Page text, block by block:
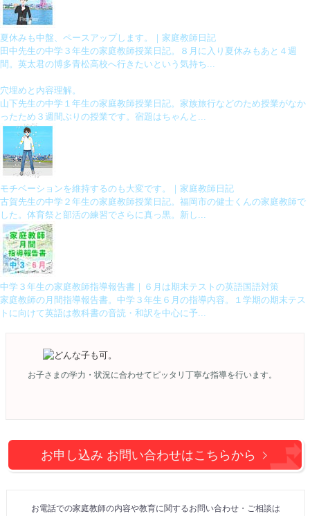
夏休みも中盤、ペースアップします。｜家庭教師日記
田中先生の中学３年生の家庭教師授業日記。８月に入り夏休みもあと４週
間。英太君の博多青松高校へ行きたいという気持ち...
穴埋めと内容理解。
山下先生の中学１年生の家庭教師授業日記。家族旅行などのため授業がなか
ったため３週間ぶりの授業です。宿題はちゃんと...
モチベーションを維持するのも大変です。｜家庭教師日記
古賀先生の中学２年生の家庭教師授業日記。福岡市の健士くんの家庭教師で
した。体育祭と部活の練習でさらに真っ黒。新し...
中学３年生の家庭教師指導報告書｜６月は期末テストの英語国語対策
家庭教師の月間指導報告書。中学３年生６月の指導内容。１学期の期末テス
トに向けて英語は教科書の音読・和訳を中心に予...
お子さまの学力・状況に合わせて ピッタリ丁寧な指導を行います。
お申し込み お問い合わせはこちらから
お電話での家庭教師の内容や教育に関するお問い合わせ・ご相談は